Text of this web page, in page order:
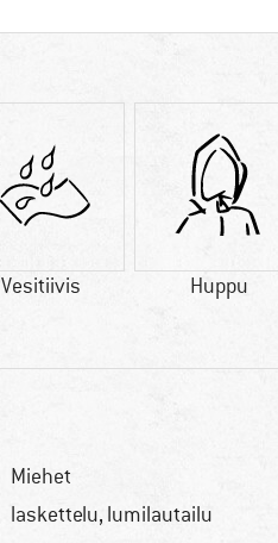
Vesitiivis Huppu
Miehet
laskettelu, lumilautailu